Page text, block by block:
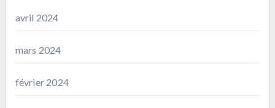
avril 2024
mars 2024
février 2024